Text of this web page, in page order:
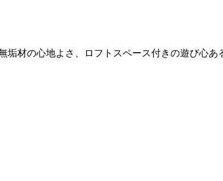
材の心地よさ、ロフトスペース付きの遊び心あ